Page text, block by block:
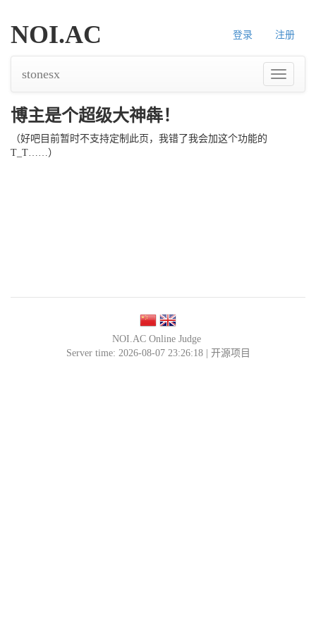
登录 注册
NOI.AC
导
航
stonesx
博主是个超级大神犇！
（好吧目前暂时不支持定制此页，我错了我会加这个功能的
T_T……）
NOI.AC Online Judge
Server time: 2026-08-07 23:26:18 | 开源项目